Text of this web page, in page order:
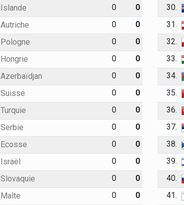
Islande 0
0
Autriche 0
0
Pologne 0
0
Hongrie 0
0
Azerbaïdjan 0
0
Suisse 0
0
Turquie 0
0
Serbie 0
0
Ecosse 0
0
Israël 0
0
Slovaquie 0
0
Malte 0
0
30.
31.
32.
33.
34.
35.
36.
37.
38.
39.
40.
41.